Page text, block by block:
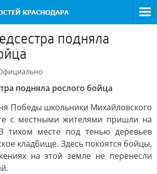
подняла
подняла рослого бойца
Победы школьники Михайловского
с местными жителями пришли на
тихом месте под тенью деревьев
кладбище. Здесь покоятся бойцы,
на этой земле не перенесли